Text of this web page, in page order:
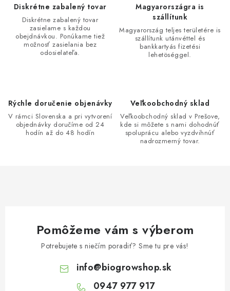
v
k
Diskrétne zabalený tovar
Diskrétne zabalený tovar
zasielame s každou
obejdnávkou. Ponúkame tiež
možnosť zasielania bez
odosielateľa.
Magyarországra is
szállítunk
Magyarország teljes területére is
szállítunk utánvéttel és
bankkartyás fizetési
lehetöséggel.
Rýchle doručenie objenávky
V rámci Slovenska a pri vytvorení
objednávky doručíme od 24
hodín až do 48 hodín
Veľkoobchodný sklad
Veľkoobchodný sklad v Prešove,
kde si môžete s nami dohodnúť
spoluprácu alebo vyzdvihnúť
nadrozmerný tovar.
Pomôžeme vám s výberom
Potrebujete s niečím poradiť? Sme tu pre vás!
info@biogrowshop.sk
0947 977 917